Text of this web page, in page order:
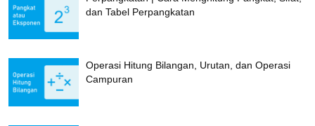
dan Tabel Perpangkatan
Operasi Hitung Bilangan, Urutan, dan Operasi
Campuran